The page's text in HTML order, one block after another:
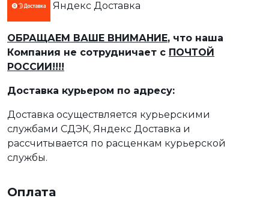
Яндекс Доставка
ОБРАЩАЕМ ВАШЕ ВНИМАНИЕ, что наша
Компания не сотрудничает с ПОЧТОЙ
РОССИИ!!!!
Доставка курьером по адресу:
Доставка осуществляется курьерскими
службами СДЭК, Яндекс Доставка и
рассчитывается по расценкам курьерской
службы.
Оплата